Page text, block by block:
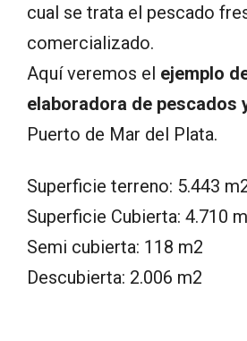
cual se trata el pescado
comercializado.
Aquí veremos el ejemplo
elaboradora de pescados
Puerto de Mar del Plata.
Superficie terreno: 5.443
Superficie Cubierta: 4.710
Semi cubierta: 118 m2
Descubierta: 2.006 m2